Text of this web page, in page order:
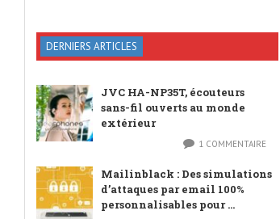
DERNIERS ARTICLES
JVC HA-NP35T, écouteurs
sans-fil ouverts au monde
extérieur
1 COMMENTAIRE
Mailinblack : Des simulations
d’attaques par email 100%
personnalisables pour ...